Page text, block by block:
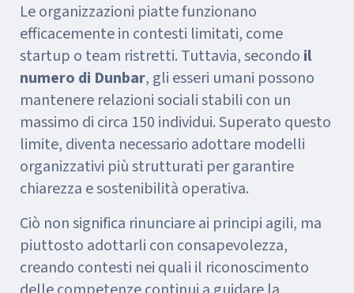
Le organizzazioni piatte funzionano
efficacemente in contesti limitati, come
startup o team ristretti. Tuttavia, secondo il
numero di Dunbar, gli esseri umani possono
mantenere relazioni sociali stabili con un
massimo di circa 150 individui. Superato questo
limite, diventa necessario adottare modelli
organizzativi più strutturati per garantire
chiarezza e sostenibilità operativa.
Ciò non significa rinunciare ai principi agili, ma
piuttosto adottarli con consapevolezza,
creando contesti nei quali il riconoscimento